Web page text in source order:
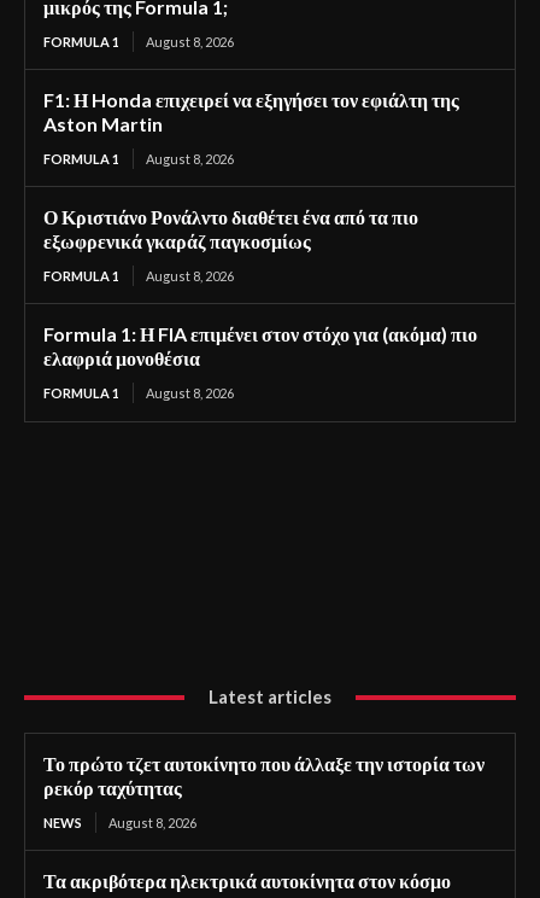
μικρός της Formula 1;
FORMULA 1 August 8, 2026
F1: Η Honda επιχειρεί να εξηγήσει τον εφιάλτη της
Aston Martin
FORMULA 1 August 8, 2026
Ο Κριστιάνο Ρονάλντο διαθέτει ένα από τα πιο
εξωφρενικά γκαράζ παγκοσμίως
FORMULA 1 August 8, 2026
Formula 1: Η FIA επιμένει στον στόχο για (ακόμα) πιο
ελαφριά μονοθέσια
FORMULA 1 August 8, 2026
Latest articles
Το πρώτο τζετ αυτοκίνητο που άλλαξε την ιστορία των
ρεκόρ ταχύτητας
NEWS August 8, 2026
Τα ακριβότερα ηλεκτρικά αυτοκίνητα στον κόσμο